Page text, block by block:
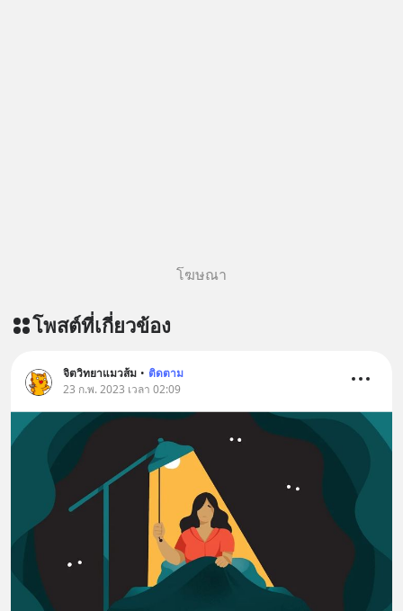
โฆษณา
โพสต์ที่เกี่ยวข้อง
จิตวิทยาแมวส้ม • ติดตาม
23 ก.พ. 2023 เวลา 02:09